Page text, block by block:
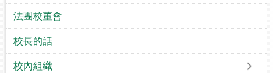
法團校董會
校長的話
校內組織